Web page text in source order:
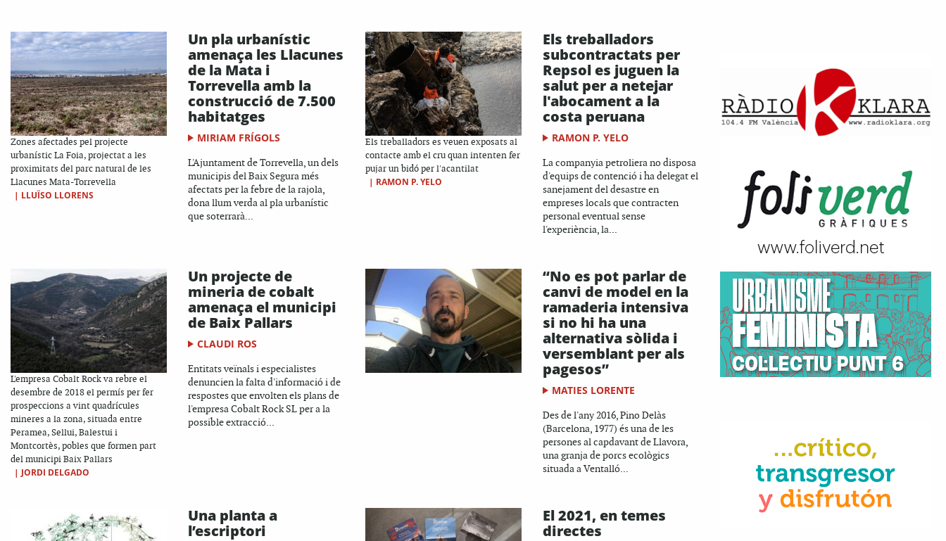
Zones afectades pel projecte
urbanístic La Foia, projectat a les
proximitats del parc natural de les
Llacunes Mata-Torrevella
| LLUÏSO LLORENS
Un pla urbanístic
amenaça les Llacunes
de la Mata i
Torrevella amb la
construcció de 7.500
habitatges
MIRIAM FRÍGOLS
L'Ajuntament de Torrevella, un dels
municipis del Baix Segura més
afectats per la febre de la rajola,
dona llum verda al pla urbanístic
que soterrarà...
Els treballadors es veuen exposats al
contacte amb el cru quan intenten fer
pujar un bidó per l'acantilat
| RAMON P. YELO
Els treballadors
subcontractats per
Repsol es juguen la
salut per a netejar
l'abocament a la
costa peruana
RAMON P. YELO
La companyia petroliera no disposa
d'equips de contenció i ha delegat el
sanejament del desastre en
empreses locals que contracten
personal eventual sense
l'experiència, la...
L'empresa Cobalt Rock va rebre el
desembre de 2018 el permís per fer
prospeccions a vint quadrícules
mineres a la zona, situada entre
Peramea, Sellui, Balestui i
Montcortès, pobles que formen part
del municipi Baix Pallars
| JORDI DELGADO
Un projecte de
mineria de cobalt
amenaça el municipi
de Baix Pallars
CLAUDI ROS
Entitats veïnals i especialistes
denuncien la falta d'informació i de
respostes que envolten els plans de
l'empresa Cobalt Rock SL per a la
possible extracció...
“No es pot parlar de
canvi de model en la
ramaderia intensiva
si no hi ha una
alternativa sòlida i
versemblant per als
pagesos”
MATIES LORENTE
Des de l'any 2016, Pino Delàs
(Barcelona, 1977) és una de les
persones al capdavant de Llavora,
una granja de porcs ecològics
situada a Ventalló...
Una planta a
l’escriptori
El 2021, en temes
directes